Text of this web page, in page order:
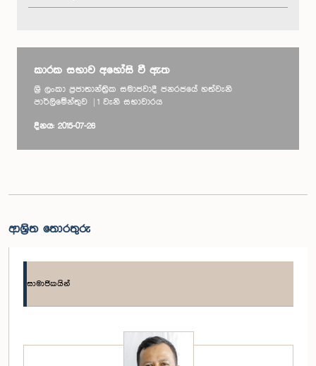
කාරක සභාව අහෝසි වී ඇත
ශ්‍රී ලංකා ප්‍රජාතාන්ත්‍රික සමාජවාදී ජනරජයේ හත්වැනි
පාර්ලිමේන්තුව | 1 වැනි සභාවාරය
දිනය: 2015-07-26
ආශ්‍රිත තොරතුරු
සාමාජිකයින්